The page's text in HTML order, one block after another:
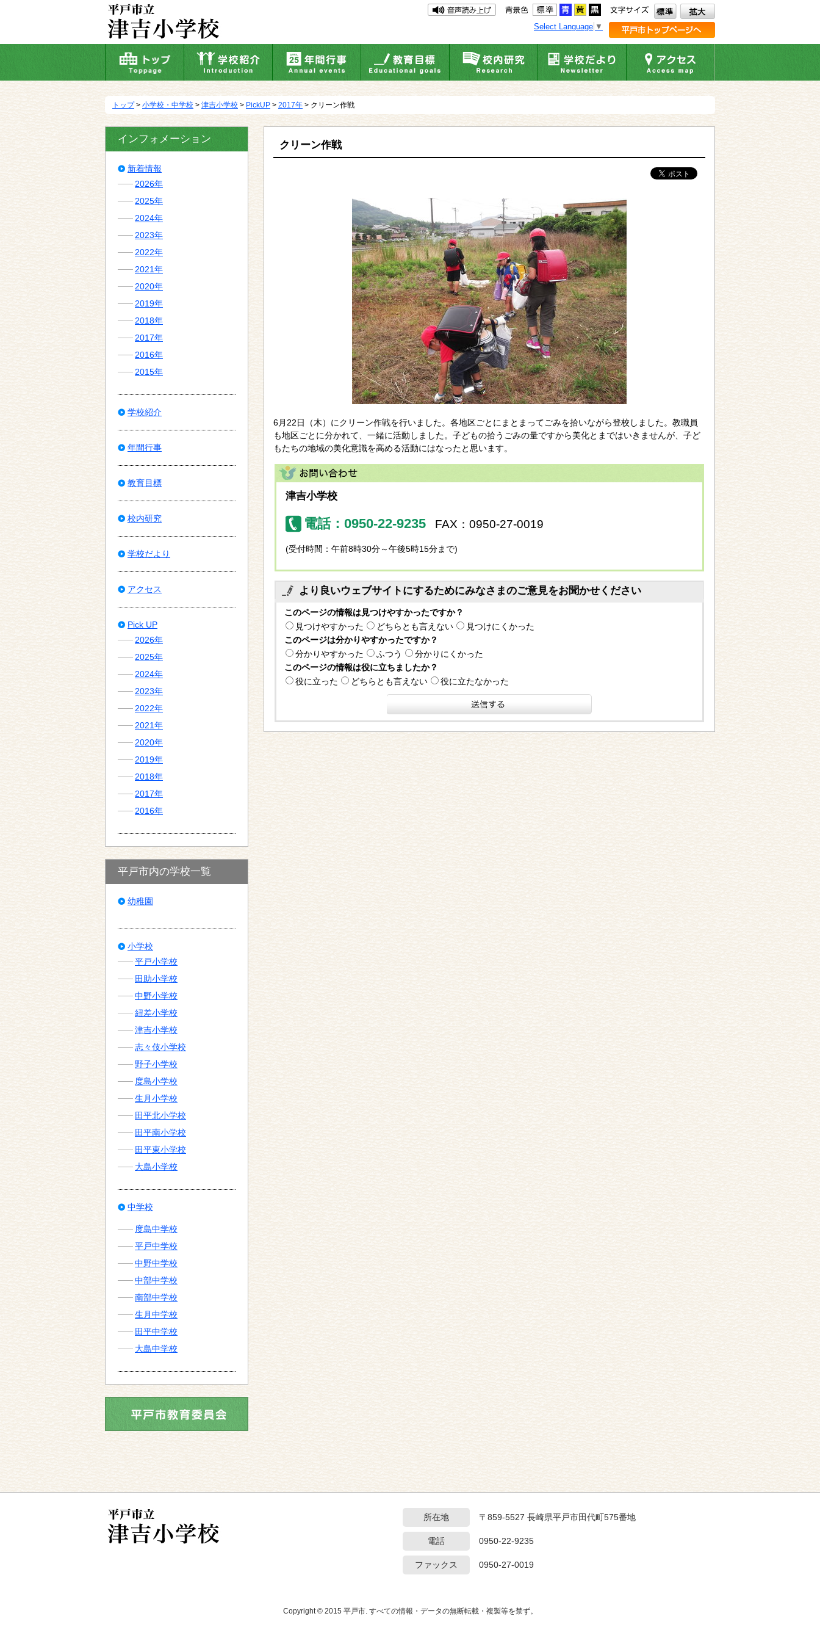
動
Select Language ▼
トップ> 小学校・中学校 > 津吉小学校 > PickUP > 2017年 > クリーン作戦
クリーン作戦
6月22日（木）にクリーン作戦を行いました。各地区ごとにまとまってごみを拾いながら登校しました。教職員
も地区ごとに分かれて、一緒に活動しました。子どもの拾うごみの量ですから美化とまではいきませんが、子ど
もたちの地域の美化意識を高める活動にはなったと思います。
津吉小学校
電話：0950-22-9235 FAX：0950-27-0019
(受付時間：午前8時30分～午後5時15分まで)
より良いウェブサイトにするためにみなさまのご意見をお聞かせください
このページの情報は見つけやすかったですか？
見つけやすかった
どちらとも言えない
見つけにくかった
このページは分かりやすかったですか？
分かりやすかった
ふつう
分かりにくかった
このページの情報は役に立ちましたか？
役に立った
どちらとも言えない 役に立たなかった
インフォメーション
新着情報
2026年
2025年
2024年
2023年
2022年
2021年
2020年
2019年
2018年
2017年
2016年
2015年
学校紹介
年間行事
教育目標
校内研究
学校だより
アクセス
Pick UP
2026年
2025年
2024年
2023年
2022年
2021年
2020年
2019年
2018年
2017年
2016年
平戸市内の学校一覧
幼稚園
小学校
平戸小学校
田助小学校
中野小学校
紐差小学校
津吉小学校
志々伎小学校
野子小学校
度島小学校
生月小学校
田平北小学校
田平南小学校
田平東小学校
大島小学校
中学校
度島中学校
平戸中学校
中野中学校
中部中学校
南部中学校
生月中学校
田平中学校
大島中学校
所在地 〒859-5527 長崎県平戸市田代町575番地
電話 0950-22-9235
ファックス 0950-27-0019
Copyright © 2015 平戸市. すべての情報・データの無断転載・複製等を禁ず。